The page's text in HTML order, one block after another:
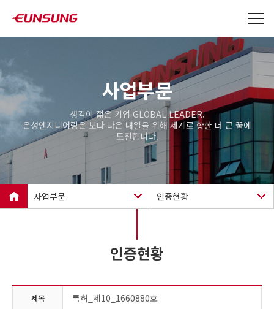
사업부문
생각이 젊은 기업 GLOBAL LEADER.
은성엔지니어링은 보다 나은 내일을 위해 세계로 향한 더 큰 꿈에
도전합니다.
사업부문
고객센터
인증현황
실적현황
인증현황
제목 특허_제10_1660880호